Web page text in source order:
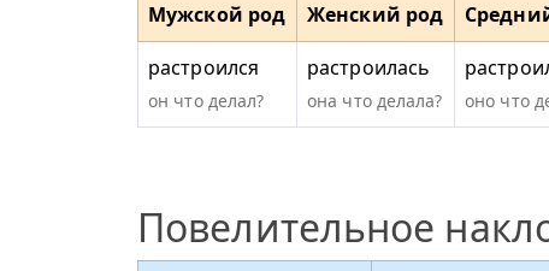
Мужской род Женский род
растроился
он что делал?
растроилась
она что делала? оно что
Повелительное